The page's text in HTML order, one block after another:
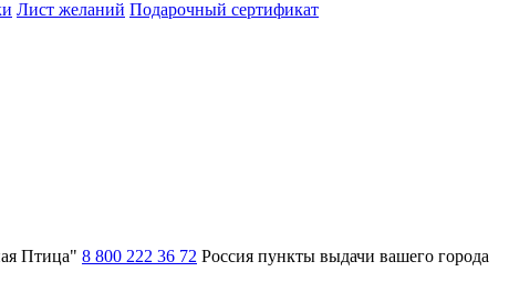
Лист желаний Подарочный сертификат
Птица" 8 800 222 36 72 Россия пункты выдачи вашего города